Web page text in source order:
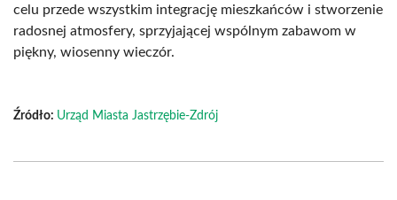
celu przede wszystkim integrację mieszkańców i stworzenie
radosnej atmosfery, sprzyjającej wspólnym zabawom w
piękny, wiosenny wieczór.
Źródło: Urząd Miasta Jastrzębie-Zdrój